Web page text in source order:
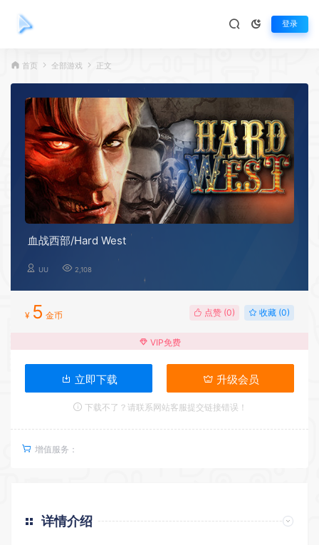
登录
首页 全部游戏 正文
血战西部/Hard West
UU 2,108
¥ 5 金币 点赞 (0) 收藏 (0)
VIP免费
立即下载 升级会员
下载不了？请联系网站客服提交链接错误！
增值服务：
详情介绍